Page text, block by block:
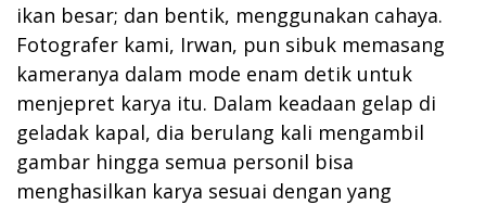
ikan besar; dan bentik, menggunakan cahaya.
Fotografer kami, Irwan, pun sibuk memasang
kameranya dalam mode enam detik untuk
menjepret karya itu. Dalam keadaan gelap di
geladak kapal, dia berulang kali mengambil
gambar hingga semua personil bisa
menghasilkan karya sesuai dengan yang